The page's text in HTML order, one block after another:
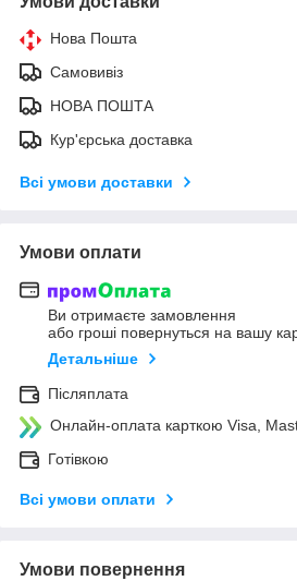
Нова Пошта
Самовивіз
НОВА ПОШТА
Кур'єрська доставка
Всі умови доставки
Умови оплати
Ви отримаєте замовлення
або гроші повернуться на вашу
Детальніше
Післяплата
Онлайн-оплата карткою Visa,
Готівкою
Всі умови оплати
Умови повернення